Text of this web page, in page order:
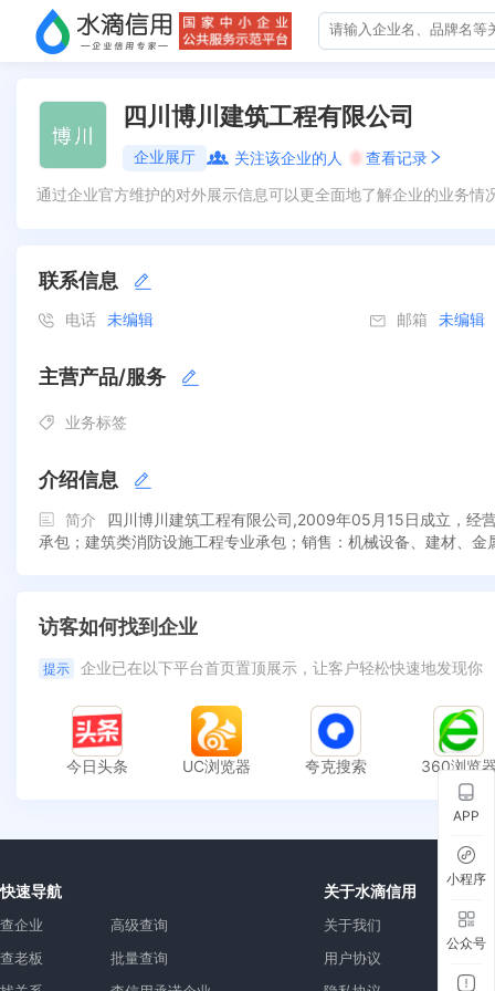
四川博川建筑工程有限公司
企业展厅 关注该企业的人 0 查看记录
通过企业官方维护的对外展示信息可以更全面地了解企业的业务
联系信息
电话 未编辑 邮箱 未编辑
主营产品/服务
业务标签
介绍信息
简介
四川博川建筑工程有限公司,2009年05月15日成立，经
承包；建筑类消防设施工程专业承包；销售：机械设备、建材、
访客如何找到企业
提示 企业已在以下平台首页置顶展示，让客户轻松快速地发现你
今日头条 UC浏览器 夸克搜索 360浏览
快速导航
查企业
查老板
高级查询
批量查询
关于水滴信用
关于我们
用户协议
APP
小程序
公众号